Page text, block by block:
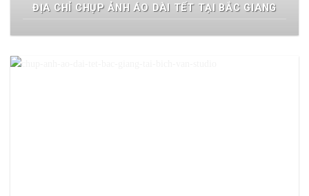
ĐỊA CHỈ CHỤP ẢNH ÁO DÀI TẾT TẠI BẮC GIANG